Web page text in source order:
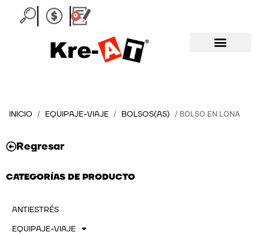
0
Carrito
INICIO / EQUIPAJE-VIAJE / BOLSOS(AS) / BOLSO EN LONA
Regresar
CATEGORÍAS DE PRODUCTO
ANTIESTRÉS
EQUIPAJE-VIAJE